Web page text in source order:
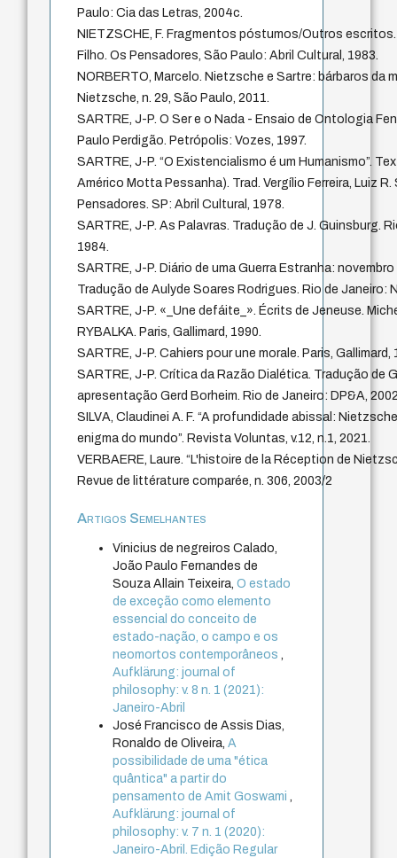
Paulo: Cia das Letras, 2004c.
NIETZSCHE, F. Fragmentos póstumos/Outros
Filho. Os Pensadores, São Paulo: Abril Cultural, 1983.
NORBERTO, Marcelo. Nietzsche e Sartre: bárbaros da
Nietzsche, n. 29, São Paulo, 2011.
SARTRE, J-P. O Ser e o Nada - Ensaio de Ontologia
Paulo Perdigão. Petrópolis: Vozes, 1997.
SARTRE, J-P. “O Existencialismo é um Humanismo”.
Américo Motta Pessanha). Trad. Vergílio Ferreira, Luiz
Pensadores. SP: Abril Cultural, 1978.
SARTRE, J-P. As Palavras. Tradução de J. Guinsburg.
1984.
SARTRE, J-P. Diário de uma Guerra Estranha:
Tradução de Aulyde Soares Rodrigues. Rio de Janeiro:
SARTRE, J-P. «_Une defáite_». Écrits de Jeneuse.
RYBALKA. Paris, Gallimard, 1990.
SARTRE, J-P. Cahiers pour une morale. Paris, Gallimard,
SARTRE, J-P. Crítica da Razão Dialética. Tradução de
apresentação Gerd Borheim. Rio de Janeiro: DP&A,
SILVA, Claudinei A. F. “A profundidade abissal:
enigma do mundo”. Revista Voluntas, v.12, n.1, 2021.
VERBAERE, Laure. “L'histoire de la Réception de
Revue de littérature comparée, n. 306, 2003/2
Artigos Semelhantes
Vinicius de negreiros Calado,
João Paulo Fernandes de
Souza Allain Teixeira,O estado
de exceção como elemento
essencial do conceito de
estado-nação, o campo e os
neomortos contemporâneos,
Aufklärung: journal of
philosophy: v. 8 n. 1 (2021):
Janeiro-Abril
José Francisco de Assis Dias,
Ronaldo de Oliveira,A
possibilidade de uma "ética
quântica" a partir do
pensamento de Amit Goswami,
Aufklärung: journal of
philosophy: v. 7 n. 1 (2020):
Janeiro-Abril. Edição Regular